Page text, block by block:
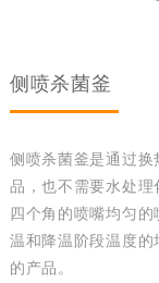
侧喷杀菌釜
侧喷杀菌釜是通过
品，也不需要水处
四个角的喷嘴均匀
温和降温阶段温度
的产品。